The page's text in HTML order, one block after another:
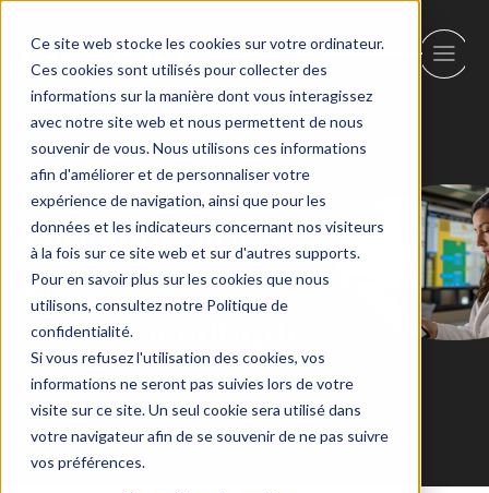
Ce site web stocke les cookies sur votre ordinateur.
Ces cookies sont utilisés pour collecter des
informations sur la manière dont vous interagissez
avec notre site web et nous permettent de nous
souvenir de vous. Nous utilisons ces informations
afin d'améliorer et de personnaliser votre
expérience de navigation, ainsi que pour les
données et les indicateurs concernant nos visiteurs
à la fois sur ce site web et sur d'autres supports.
Pour en savoir plus sur les cookies que nous
utilisons, consultez notre Politique de
confidentialité.
Si vous refusez l'utilisation des cookies, vos
informations ne seront pas suivies lors de votre
visite sur ce site. Un seul cookie sera utilisé dans
votre navigateur afin de se souvenir de ne pas suivre
vos préférences.
Biotechnologie
et
Pharmaceutique